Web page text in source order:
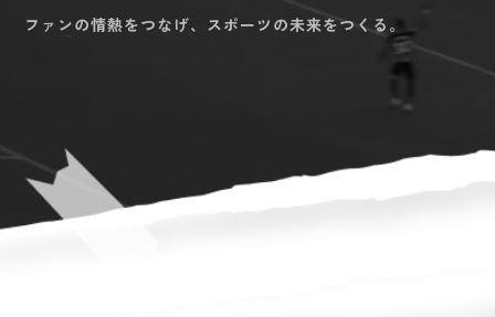
ファンの情熱をつなげ、スポーツの未来をつくる。